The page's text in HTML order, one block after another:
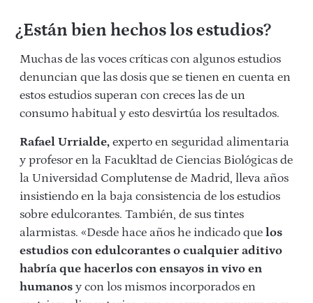
¿Están bien hechos los estudios?
Muchas de las voces críticas con algunos estudios
denuncian que las dosis que se tienen en cuenta en
estos estudios superan con creces las de un
consumo habitual y esto desvirtúa los resultados.
Rafael Urrialde, experto en seguridad alimentaria
y profesor en la Facukltad de Ciencias Biológicas de
la Universidad Complutense de Madrid, lleva años
insistiendo en la baja consistencia de los estudios
sobre edulcorantes. También, de sus tintes
alarmistas. «Desde hace años he indicado que los
estudios con edulcorantes o cualquier aditivo
habría que hacerlos con ensayos in vivo en
humanos y con los mismos incorporados en